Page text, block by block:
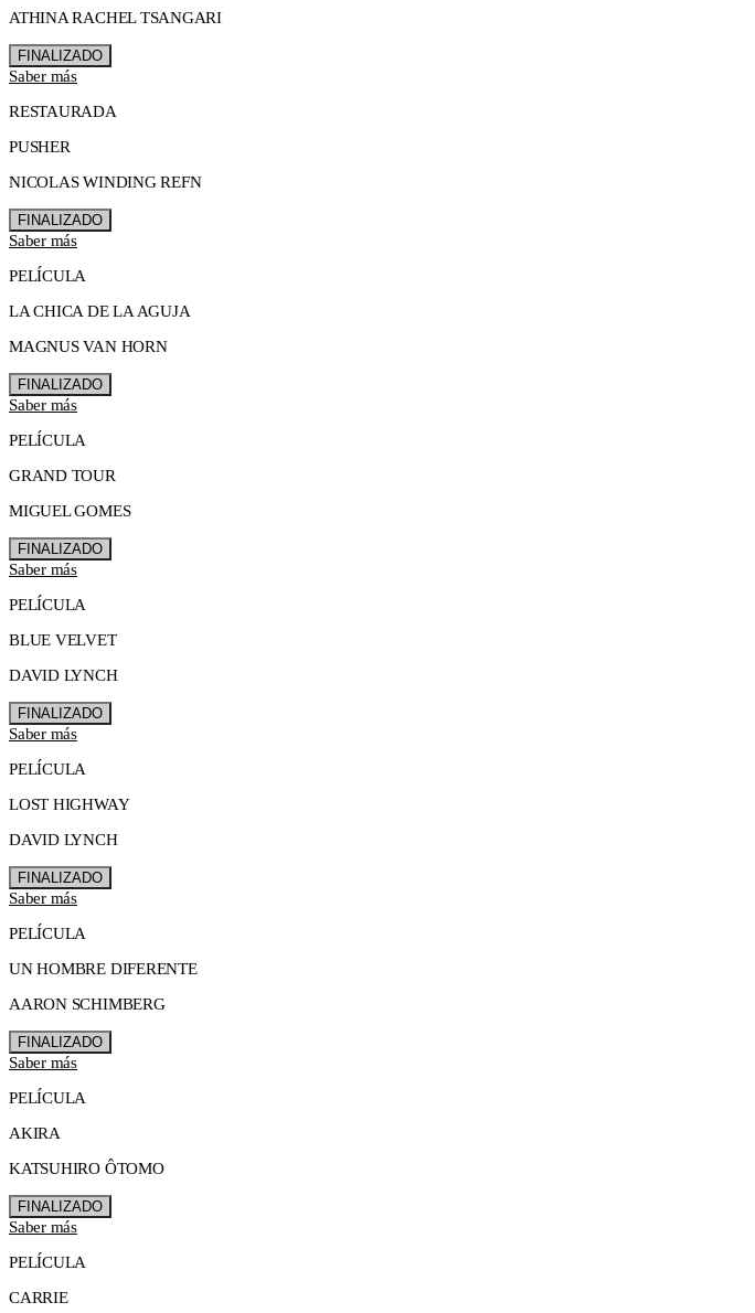
ATHINA RACHEL TSANGARI
FINALIZADO
Saber más
RESTAURADA
PUSHER
NICOLAS WINDING REFN
FINALIZADO
Saber más
PELÍCULA
LA CHICA DE LA AGUJA
MAGNUS VAN HORN
FINALIZADO
Saber más
PELÍCULA
GRAND TOUR
MIGUEL GOMES
FINALIZADO
Saber más
PELÍCULA
BLUE VELVET
DAVID LYNCH
FINALIZADO
Saber más
PELÍCULA
LOST HIGHWAY
DAVID LYNCH
FINALIZADO
Saber más
PELÍCULA
UN HOMBRE DIFERENTE
AARON SCHIMBERG
FINALIZADO
Saber más
PELÍCULA
AKIRA
KATSUHIRO ÔTOMO
FINALIZADO
Saber más
PELÍCULA
CARRIE